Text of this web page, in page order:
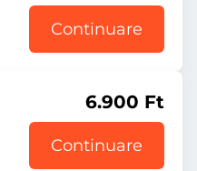
Continuare
6.900 Ft
Continuare